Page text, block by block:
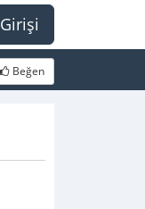
Beğen